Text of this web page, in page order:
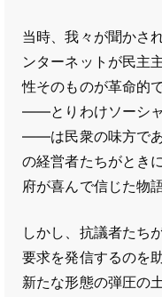
当時、我々が聞かさ
ンターネットが民主
性そのものが革命的
――とりわけソーシ
――は民衆の味方で
の経営者たちがとき
府が喜んで信じた物
しかし、抗議者たち
要求を発信するのを
新たな形態の弾圧の